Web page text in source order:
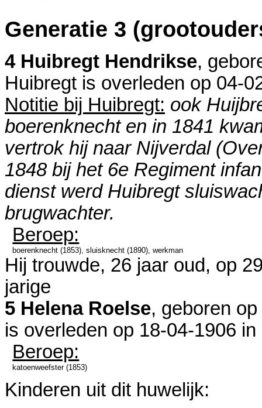
Generatie 3
4 Huibregt Hendrikse,
Huibregt is overleden op 04-
Notitie bij Huibregt: ook
boerenknecht en in 1841
vertrok hij naar Nijverdal
1848 bij het 6e Regiment
dienst werd Huibregt
brugwachter.
Beroep:
boerenknecht (1853), sluisknecht (1890), werkman
Hij trouwde, 26 jaar oud, op
jarige
5 Helena Roelse, geboren
is overleden op 18-04-1906 in
Beroep:
katoenweefster (1853)
Kinderen uit dit huwelijk: